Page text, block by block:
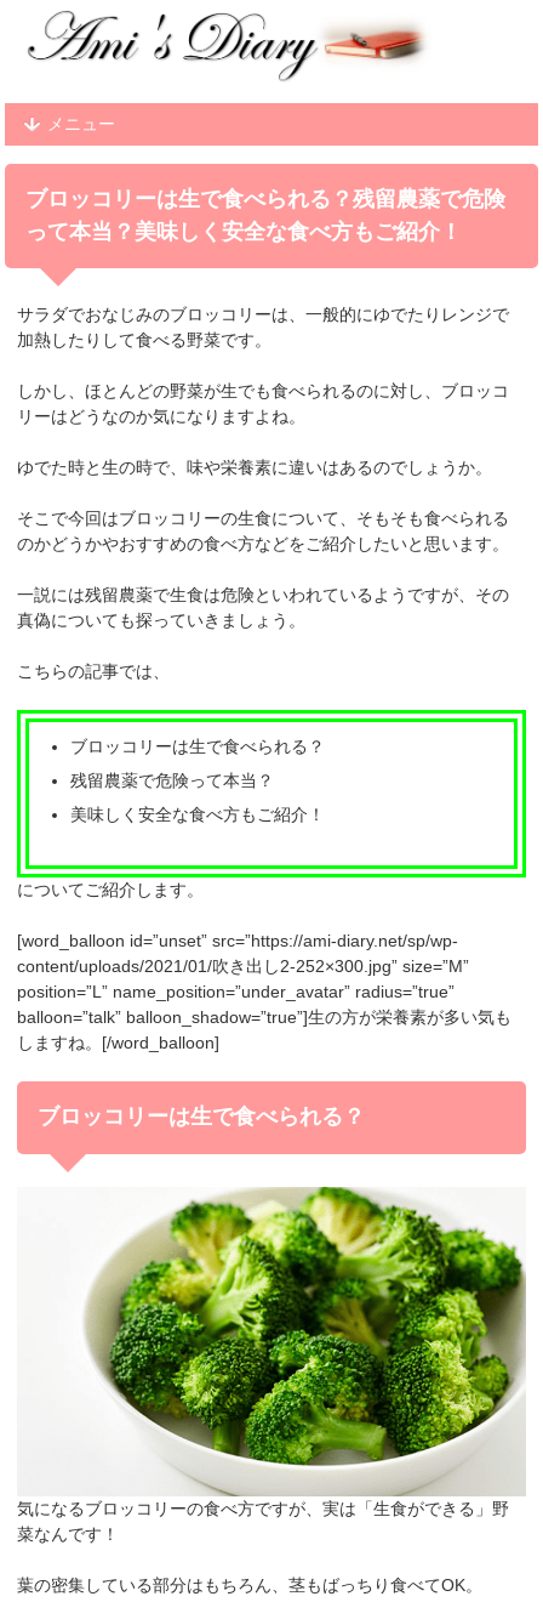
メニュー
ブロッコリーは生で食べられる？残留農薬で危険
って本当？美味しく安全な食べ方もご紹介！
サラダでおなじみのブロッコリーは、一般的にゆでたりレンジで
加熱したりして食べる野菜です。
しかし、ほとんどの野菜が生でも食べられるのに対し、ブロッコ
リーはどうなのか気になりますよね。
ゆでた時と生の時で、味や栄養素に違いはあるのでしょうか。
そこで今回はブロッコリーの生食について、そもそも食べられる
のかどうかやおすすめの食べ方などをご紹介したいと思います。
一説には残留農薬で生食は危険といわれている ようですが、その
真偽についても探っていきましょう。
こちらの記事では、
ブロッコリーは生で食べられる？
残留農薬で危険って本当？
美味しく安全な食べ方もご紹介！
についてご紹介します。
[word_balloon id=”unset” src=”https://ami-diary.net/sp/wp-
content/uploads/2021/01/吹き出し2-252×300.jpg” size=”M”
position=”L” name_position=”under_avatar” radius=”true”
balloon=”talk” balloon_shadow=”true”]生の方が栄養素が多い気も
しますね。[/word_balloon]
ブロッコリーは生で食べられる？
気になるブロッコリーの食べ方ですが、実は 「生食ができる」 野
菜なんです！
葉の密集している部分はもちろん、茎もばっちり食べてOK。